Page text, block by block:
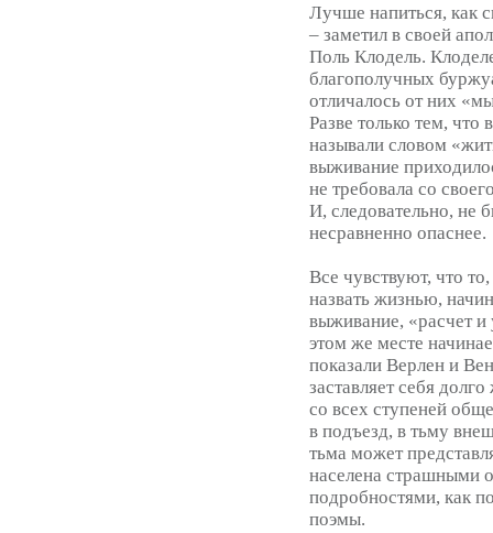
Лучше напиться, как
– заметил в своей
Поль Клодель.
благополучных
отличалось от них
Разве только тем, что
называли словом
выживание
не требовала со
И, следовательно, не
несравненно опаснее.
Все чувствуют, что
назвать жизнью,
выживание, «расчет
этом же месте
показали Верлен и
заставляет себя
со всех ступеней
в подъезд, в тьму
тьма может
населена страшными
подробностями, как
поэмы.